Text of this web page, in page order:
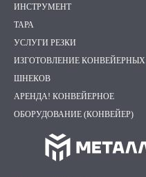
ИНСТРУМЕНТ
ТАРА
УСЛУГИ РЕЗКИ
ИЗГОТОВЛЕНИЕ КОНВЕЙЕРНЫХ
ШНЕКОВ
АРЕНДА! КОНВЕЙЕРНОЕ
ОБОРУДОВАНИЕ (КОНВЕЙЕР)